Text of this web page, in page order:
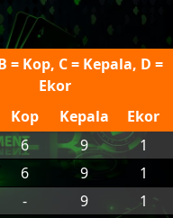
= Kop, C = Kepala, D =
Ekor
Kop Kepala
Ekor
6 9
1
6 9
1
- 9 1